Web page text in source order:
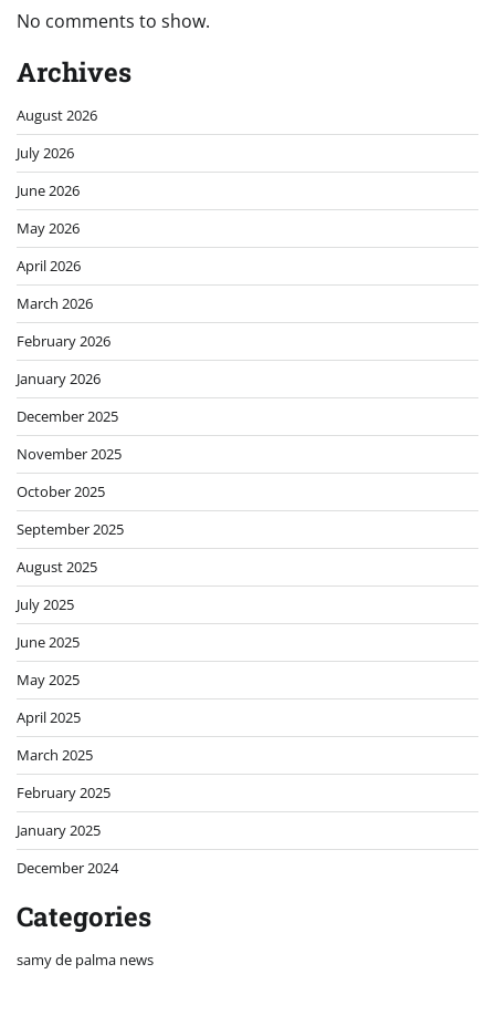
No comments to show.
Archives
August 2026
July 2026
June 2026
May 2026
April 2026
March 2026
February 2026
January 2026
December 2025
November 2025
October 2025
September 2025
August 2025
July 2025
June 2025
May 2025
April 2025
March 2025
February 2025
January 2025
December 2024
Categories
samy de palma news